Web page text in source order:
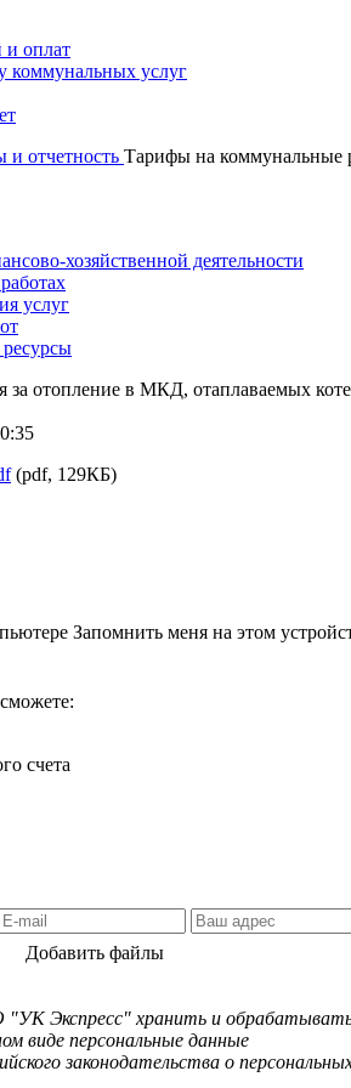
и оплат
коммунальных услуг
и отчетность Тарифы на коммунальные
хозяйственной деятельности
услуг
за отопление в МКД, отаплаваемых
(pdf, 129КБ)
Запомнить меня на этом
счета
Добавить файлы
"УК Экспресс" хранить и
виде персональные данные
законодательства о